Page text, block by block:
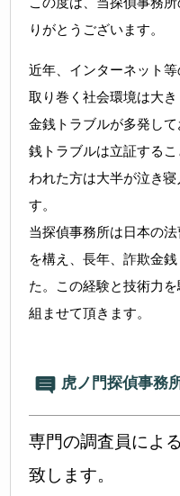
りがとうございます。
近年、インターネット
取り巻く社会環境は大
金銭トラブルが多発し
銭トラブルは立証する
われた方は大半が泣き
す。
当探偵事務所は日本の
を構え、長年、詐欺金
た。この経験と技術力
組ませて頂きます。
虎ノ門探偵事務
専門の調査員によ
致します。